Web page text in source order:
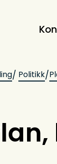
Politikk